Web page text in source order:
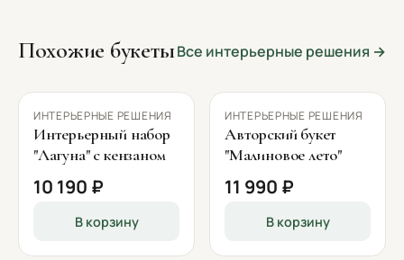
Похожие букетыВсе интерьерные решения →
ИНТЕРЬЕРНЫЕ РЕШЕНИЯ
Интерьерный набор
"Лагуна" с кензаном
10 190 ₽
В корзину
ИНТЕРЬЕРНЫЕ РЕШЕНИЯ
Авторский букет
"Малиновое лето"
11 990 ₽
В корзину